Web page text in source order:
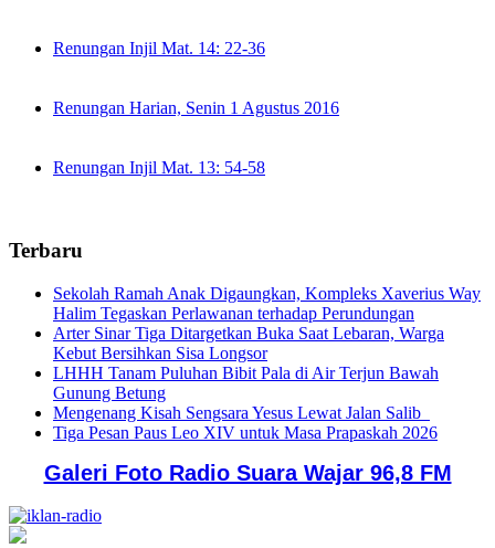
Renungan Injil Mat. 14: 22-36
Renungan Harian, Senin 1 Agustus 2016
Renungan Injil Mat. 13: 54-58
Terbaru
Sekolah Ramah Anak Digaungkan, Kompleks Xaverius Way
Halim Tegaskan Perlawanan terhadap Perundungan
Arter Sinar Tiga Ditargetkan Buka Saat Lebaran, Warga
Kebut Bersihkan Sisa Longsor
LHHH Tanam Puluhan Bibit Pala di Air Terjun Bawah
Gunung Betung
Mengenang Kisah Sengsara Yesus Lewat Jalan Salib
Tiga Pesan Paus Leo XIV untuk Masa Prapaskah 2026
Galeri Foto Radio Suara Wajar 96,8 FM